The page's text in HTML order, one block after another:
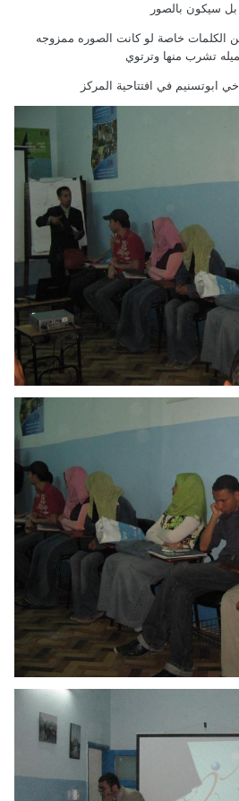
سيكون بالصور
الكلمات خاصة لو كانت الصوره ممزوجه
تشرب منها وترتوي
في افتتاحية المركز